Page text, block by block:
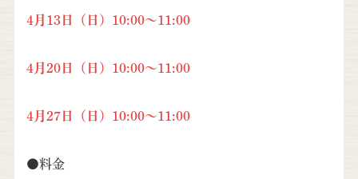
4月13日（日）10:00～11:00
4月20日（日）10:00～11:00
4月27日（日）10:00～11:00
●料金